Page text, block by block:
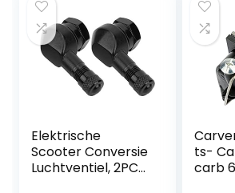
Elektrische
Scooter Conversie
Luchtventiel, 2PCS
ts-
carb